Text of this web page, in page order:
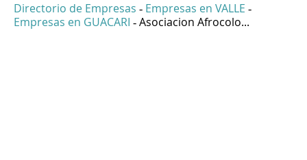
Directorio de Empresas - Empresas en VALLE -
Empresas en GUACARI - Asociacion Afrocolo...